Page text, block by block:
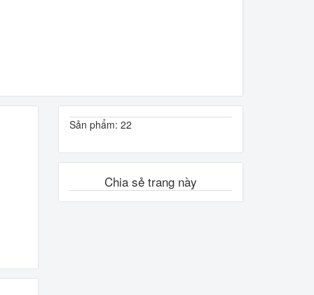
Sản phẩm: 22
Chia sẻ trang này